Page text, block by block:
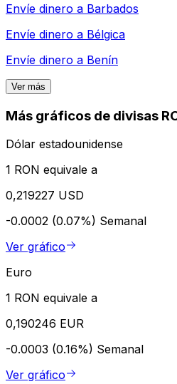
Envíe dinero a Barbados
Envíe dinero a Bélgica
Envíe dinero a Benín
Ver más
Más gráficos de divisas
Dólar estadounidense
1 RON equivale a
0,219227 USD
-0.0002 (0.07%) Semanal
Ver gráfico
Euro
1 RON equivale a
0,190246 EUR
-0.0003 (0.16%) Semanal
Ver gráfico